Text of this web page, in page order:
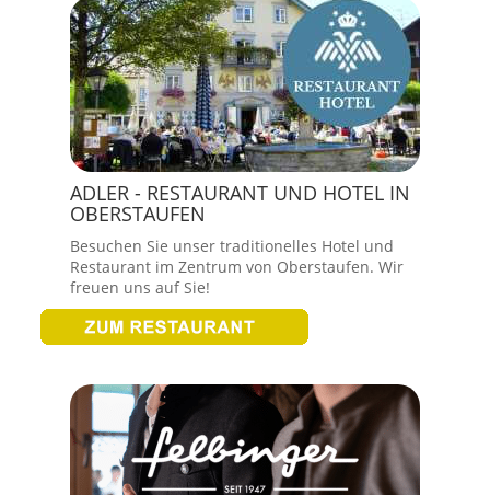
ADLER - RESTAURANT UND HOTEL IN
OBERSTAUFEN
Besuchen Sie unser traditionelles Hotel und
Restaurant im Zentrum von Oberstaufen. Wir
freuen uns auf Sie!